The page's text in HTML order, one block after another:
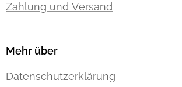
Zahlung und Versand
Mehr über
Datenschutzerklärung